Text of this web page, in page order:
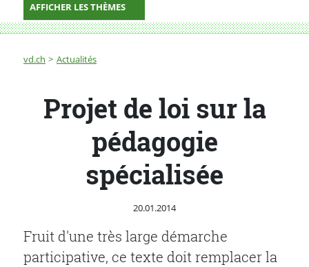
AFFICHER LES THÈMES
Fil d'Ariane
vd.ch Actualités
Projet de loi sur la pédagogie spécialisée
Projet de loi sur la
pédagogie
spécialisée
Publié le
20.01.2014
Fruit d'une très large démarche
participative, ce texte doit remplacer la